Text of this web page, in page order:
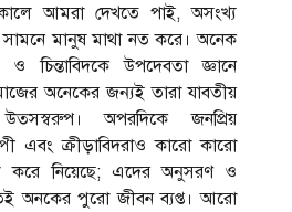
কালে আমরা দেখতে পাই, অসংখ্য
সামনে মানুষ মাথা নত করে। অনেক
ও চিন্তাবিদকে উপদেবতা জ্ঞানে
অনেকের জন্যই তারা যাবতীয়
অপরদিকে জনপ্রিয়
এবং ক্রীড়াবিদরাও কারো কারো
নিয়েছে; এদের অনুসরণ ও
অনকের পুরো জীবন ব্যপ্ত। আরো